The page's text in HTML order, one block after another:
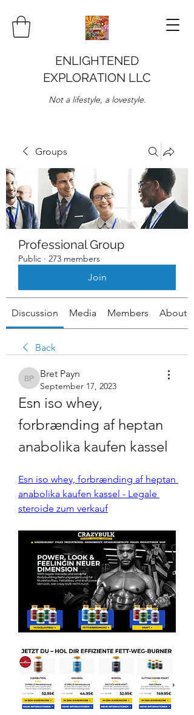
ENLIGHTENED
EXPLORATION LLC
Not a lifestyle, a lovestyle.
Groups
Professional Group
Public · 273 members
Join
Discussion Media Members About
Back
Bret Payn
Bret Payn
September 17, 2023
Esn iso whey,
forbrænding af heptan
anabolika kaufen kassel
Esn iso whey, forbrænding af heptan
anabolika kaufen kassel - Legale
steroide zum verkauf